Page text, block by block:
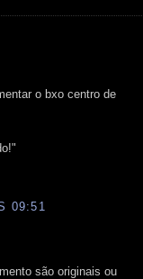
o bxo centro de
09:51
são originais ou